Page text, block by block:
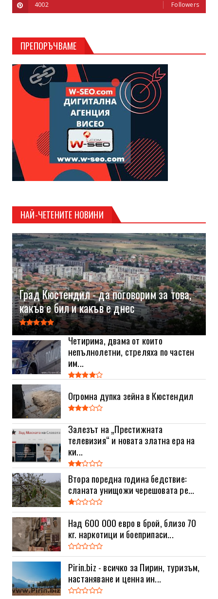
4002 Followers
ПРЕПОРЪЧВАМЕ
НАЙ-ЧЕТЕНИТЕ НОВИНИ
Град Кюстендил - да поговорим за това,
какъв е бил и какъв е днес
Четирима, двама от които
непълнолетни, стреляха по частен
им...
Огромна дупка зейна в Кюстендил
Залезът на „Престижната
телевизия“ и новата златна ера на
ки...
Втора поредна година бедствие:
сланата унищожи черешовата ре...
Над 600 000 евро в брой, близо 70
кг. наркотици и боеприпаси...
Pirin.biz - всичко за Пирин, туризъм,
настаняване и ценна ин...